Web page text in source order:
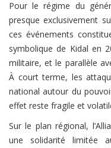
Pour le régime du
presque exclusivement
ces événements
symbolique de Kidal en
militaire, et le parallèle
À court terme, les
national autour du
effet reste fragile et
Sur le plan régional,
une solidarité limitée